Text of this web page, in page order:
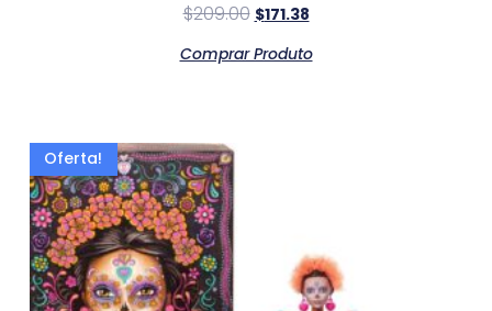
$209.00 $171.38
Comprar Produto
Oferta!